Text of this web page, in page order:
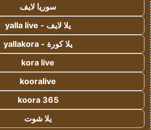
سوريا لايف
يلا لايف - yalla live
يلا كورة - yallakora
kora live
kooralive
koora 365
يلا شوت